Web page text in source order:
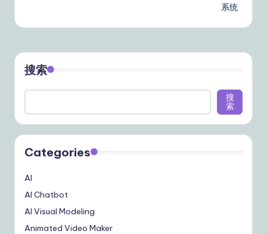
系统
搜索
搜
索
Categories
AI
AI Chatbot
AI Visual Modeling
Animated Video Maker